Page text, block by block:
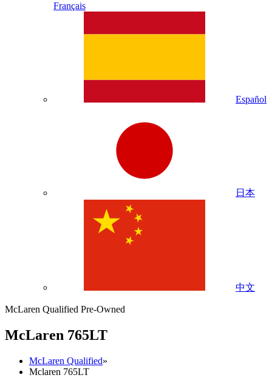
Français
Español
日本
中文
McLaren Qualified Pre-Owned
McLaren 765LT
McLaren Qualified»
Mclaren 765LT